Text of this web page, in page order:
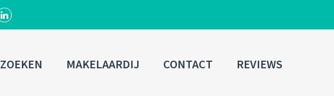
Username
ZOEKEN MAKELAARDIJ CONTACT REVIEWS